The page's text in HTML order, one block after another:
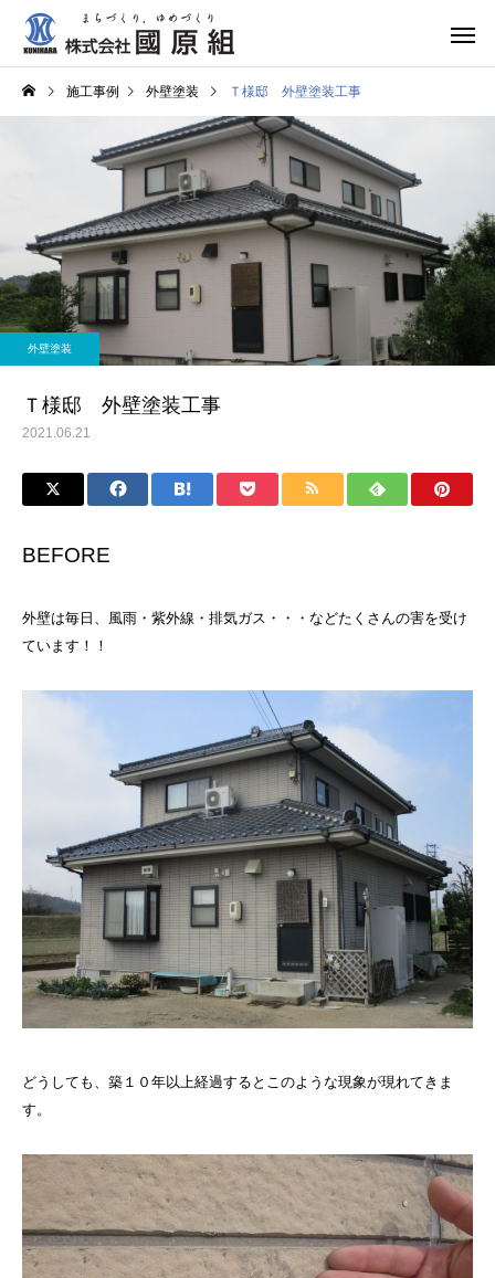
施工事例 外壁塗装 Ｔ様邸 外壁塗装工事
外壁塗装
Ｔ様邸 外壁塗装工事
2021.06.21
BEFORE
外壁は毎日、風雨・紫外線・排気ガス・・・などたくさんの害を受け
ています！！
どうしても、築１０年以上経過するとこのような現象が現れてきま
す。